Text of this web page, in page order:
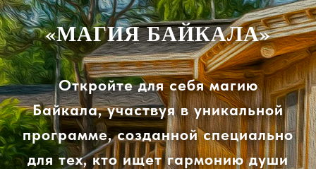
«МАГИЯ БАЙКАЛА»
Откройте для себя магию
Байкала, участвуя в уникальной
программе, созданной специально
для тех, кто ищет гармонию души